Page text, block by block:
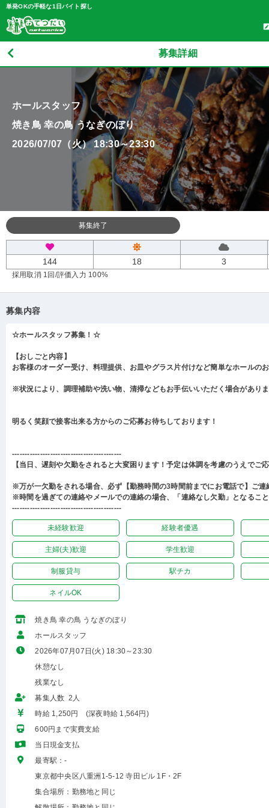
単発OKの手軽な1日バイト探し
募集詳細
ホールスタッフ
焼き鳥 幸の鳥 うなぎのぼり
2026/07/07（火） 18:30～23:30
募集終了
144 18 3
採用取消 1回 /評価入力 100%
募集内容
☆ホールスタッフ募集！☆
【おしごと内容】
お客様のオーダー受け、料理提供、お皿やグラス片付けなど簡単なホールの
※状況により、調理補助や洗い物、清掃などもお手伝いいただく場合があり
明るく笑顔で接客出来る方からのご応募お待ちしております！
-------------------------------------------
【当日、遅刻や欠勤をされると大変困ります！予定は体調を考慮のうえでご
※万が一欠勤をされる場合、必ず【勤務時間の3時間前までにお電話で】ご連
※時間を過ぎての連絡やメールでの連絡の場合、「連絡なし欠勤」となるこ
-------------------------------------------
未経験歓迎 経験者優遇
主婦(夫)歓迎 学生歓迎
制服貸与 駅チカ
ネイルOK
焼き鳥 幸の鳥 うなぎのぼり
ホールスタッフ
2026年07月07日(火) 18:30～23:30
休憩なし
残業なし
募集人数 2人
時給 1,250円 (深夜時給 1,564円)
600円まで実費支給
当日現金支払
最寄駅：-
東京都中央区八重洲1-5-12 寺田ビル 1F・2F
集合場所：勤務地と同じ